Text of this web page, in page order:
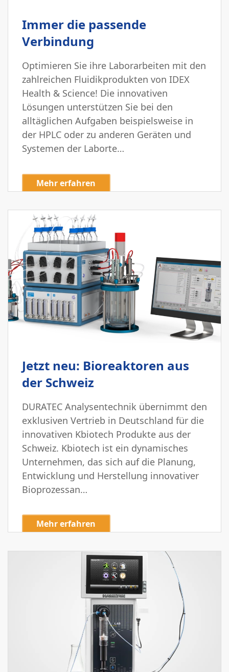
Immer die passende
Verbindung
Optimieren Sie ihre Laborarbeiten mit den
zahlreichen Fluidikprodukten von IDEX
Health & Science! Die innovativen
Lösungen unterstützen Sie bei den
alltäglichen Aufgaben beispielsweise in
der HPLC oder zu anderen Geräten und
Systemen der Laborte…
Mehr erfahren
Jetzt neu: Bioreaktoren aus
der Schweiz
DURATEC Analysentechnik übernimmt den
exklusiven Vertrieb in Deutschland für die
innovativen Kbiotech Produkte aus der
Schweiz. Kbiotech ist ein dynamisches
Unternehmen, das sich auf die Planung,
Entwicklung und Herstellung innovativer
Bioprozessan…
Mehr erfahren